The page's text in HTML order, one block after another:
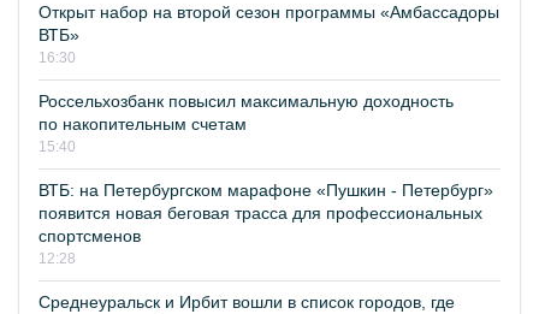
Открыт набор на второй сезон программы «Амбассадоры
ВТБ»
16:30
Россельхозбанк повысил максимальную доходность
по накопительным счетам
15:40
ВТБ: на Петербургском марафоне «Пушкин - Петербург»
появится новая беговая трасса для профессиональных
спортсменов
12:28
Среднеуральск и Ирбит вошли в список городов, где